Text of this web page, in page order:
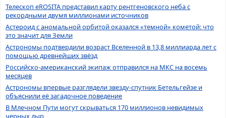
Телескоп eROSITA представил карту рентгеновского неба с
рекордными двумя миллионами источников
Астероид с аномальной орбитой оказался «темной» кометой: что
это значит для Земли
Астрономы подтвердили возраст Вселенной в 13,8 миллиарда лет с
помощью древнейших звёзд
Российско-американский экипаж отправился на МКС на восемь
месяцев
Астрономы впервые разглядели звезду-спутник Бетельгейзе и
объяснили её загадочное поведение
В Млечном Пути могут скрываться 170 миллионов невидимых
черных дыр